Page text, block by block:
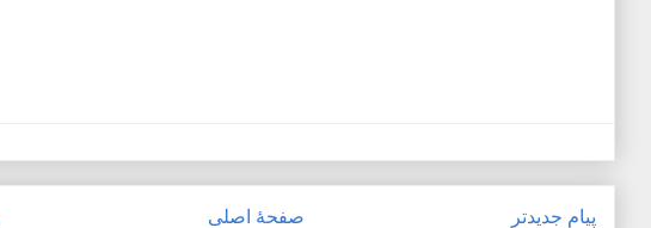
پیام جدیدتر صفحهٔ اصلی